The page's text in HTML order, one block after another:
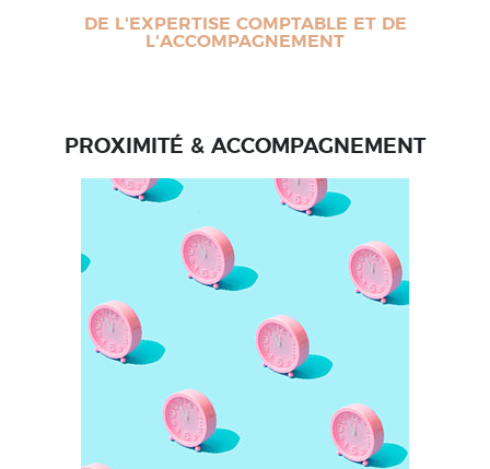
DE L'EXPERTISE COMPTABLE ET DE
L'ACCOMPAGNEMENT
PROXIMITÉ & ACCOMPAGNEMENT